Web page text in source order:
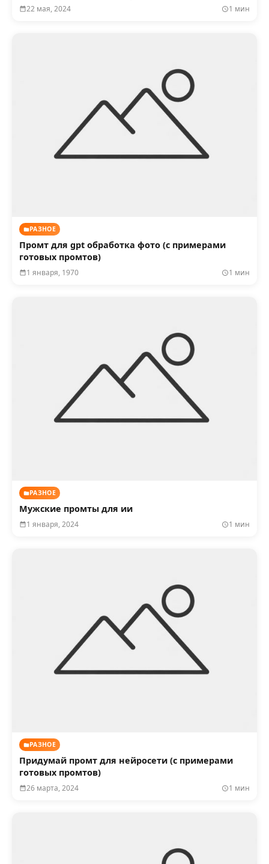
22 мая, 2024 1 мин
РАЗНОЕ
Промт для gpt обработка фото (с примерами
готовых промтов)
1 января, 1970 1 мин
РАЗНОЕ
Мужские промты для ии
1 января, 2024 1 мин
РАЗНОЕ
Придумай промт для нейросети (с примерами
готовых промтов)
26 марта, 2024 1 мин